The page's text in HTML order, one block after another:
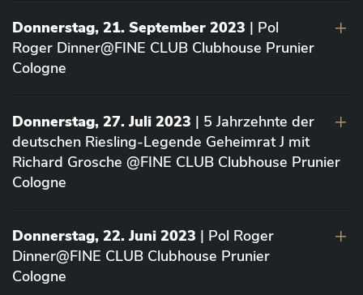
Donnerstag, 21. September 2023 | Pol
Roger Dinner@FINE CLUB Clubhouse Prunier
Cologne
Donnerstag, 27. Juli 2023 | 5 Jahrzehnte der
deutschen Riesling-Legende Geheimrat J mit
Richard Grosche @FINE CLUB Clubhouse Prunier
Cologne
Donnerstag, 22. Juni 2023 | Pol Roger
Dinner@FINE CLUB Clubhouse Prunier
Cologne